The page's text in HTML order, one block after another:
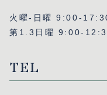
火曜-日曜 9:00-
第1.3日曜 9:00-
TEL